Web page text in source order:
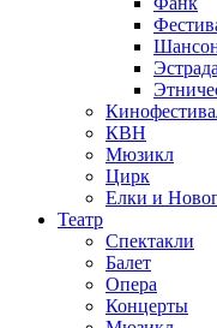
Эстрада
КВН
Мюзикл
Цирк
Елки и
Театр
Спектакли
Балет
Опера
Концерты